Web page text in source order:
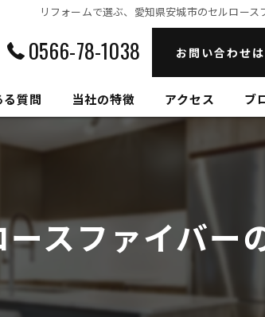
リフォームで選ぶ、愛知県安城市のセルロース
0566-78-1038 お問い合わせ
る質問 当社の特徴
セルロースファイバー
アクセス ブ
スファイバー